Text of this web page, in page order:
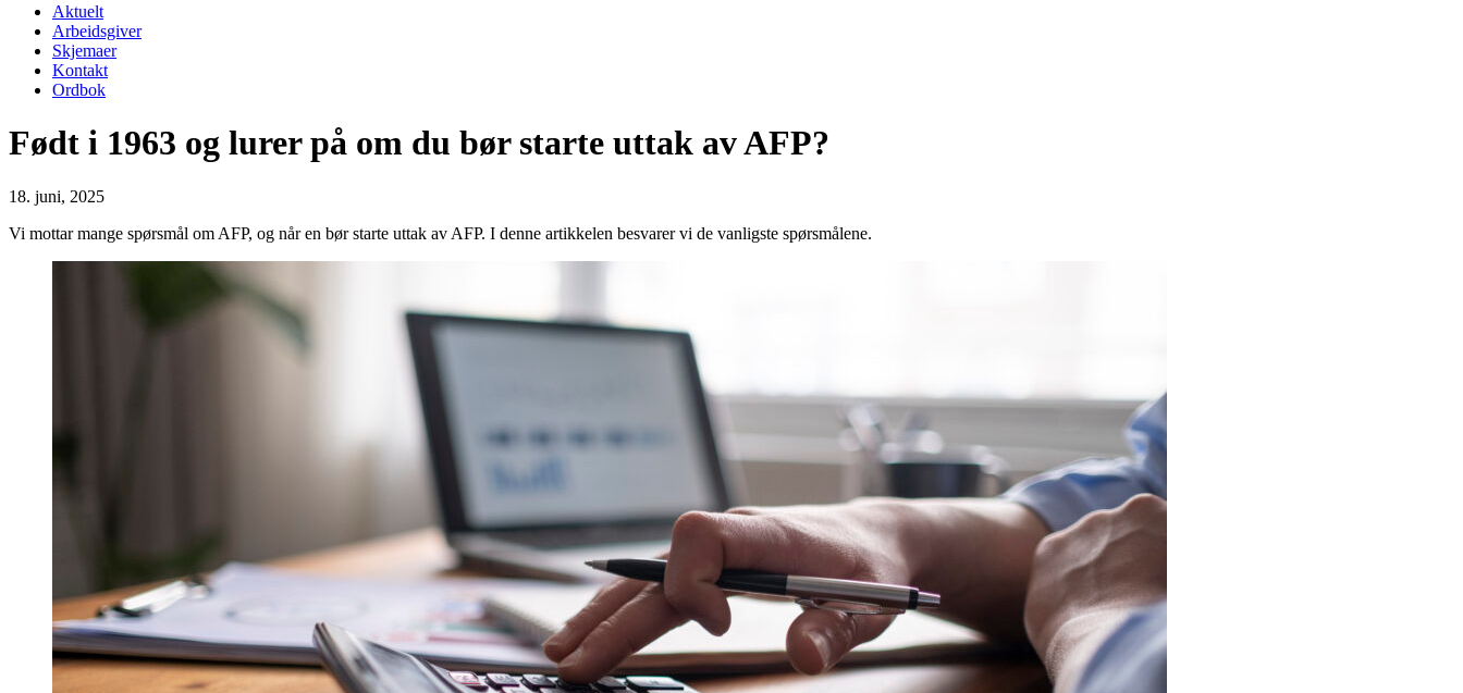
Aktuelt
Arbeidsgiver
Skjemaer
Kontakt
Ordbok
Født i 1963 og lurer på om du bør starte uttak av AFP?
18. juni, 2025
Vi mottar mange spørsmål om AFP, og når en bør starte uttak av AFP. I denne artikkelen besvarer vi de vanligste spørsmålene.